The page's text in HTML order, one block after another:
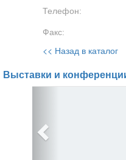
Телефон:
Факс:
<< Назад в каталог
Выставки и